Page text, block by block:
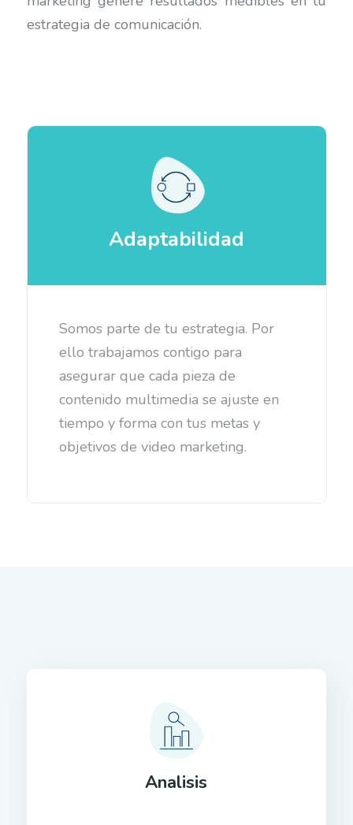
estrategia de comunicación.
Comunicación
A través del video marketing
construimos conversaciones, a la par
que ayudamos a que tu empresa se
comunique con autenticidad,
transparencia y claridad con tu
audiencia.
Analisis